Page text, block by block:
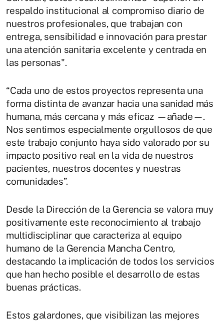
respaldo institucional al compromiso diario de
nuestros profesionales, que trabajan con
entrega, sensibilidad e innovación para prestar
una atención sanitaria excelente y centrada en
las personas".
“Cada uno de estos proyectos representa una
forma distinta de avanzar hacia una sanidad más
humana, más cercana y más eficaz —añade—.
Nos sentimos especialmente orgullosos de que
este trabajo conjunto haya sido valorado por su
impacto positivo real en la vida de nuestros
pacientes, nuestros docentes y nuestras
comunidades”.
Desde la Dirección de la Gerencia se valora muy
positivamente este reconocimiento al trabajo
multidisciplinar que caracteriza al equipo
humano de la Gerencia Mancha Centro,
destacando la implicación de todos los servicios
que han hecho posible el desarrollo de estas
buenas prácticas.
Estos galardones, que visibilizan las mejores